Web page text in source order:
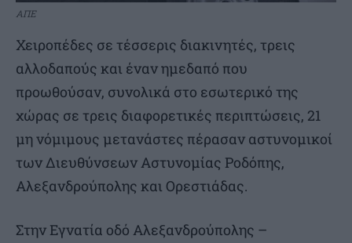
ΑΠΕ
Χειροπέδες σε τέσσερις διακινητές, τρεις
αλλοδαπούς και έναν ημεδαπό που
προωθούσαν, συνολικά στο εσωτερικό της
χώρας σε τρεις διαφορετικές περιπτώσεις, 21
μη νόμιμους μετανάστες πέρασαν αστυνομικοί
των Διευθύνσεων Αστυνομίας Ροδόπης,
Αλεξανδρούπολης και Ορεστιάδας.
Στην Εγνατία οδό Αλεξανδρούπολης –